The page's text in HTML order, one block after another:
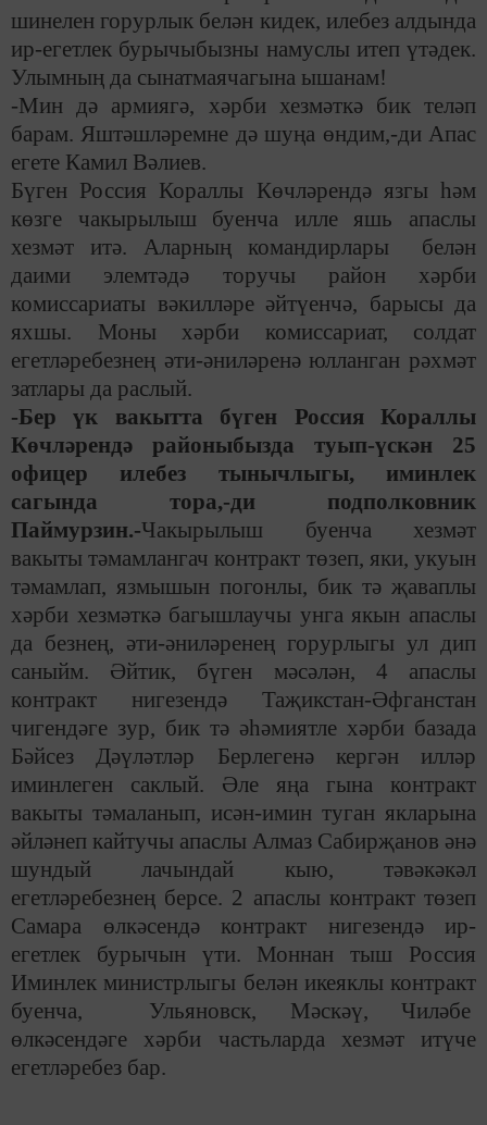
шинелен горурлык белән кидек, илебез алдында
ир-егетлек бурычыбызны намуслы итеп үтәдек.
Улымның да сынатмаячагына ышанам!
-Мин дә армиягә, хәрби хезмәткә бик теләп
барам. Яштәшләремне дә шуңа өндим,-ди Апас
егете Камил Вәлиев.
Бүген Россия Кораллы Көчләрендә язгы һәм
көзге чакырылыш буенча илле яшь апаслы
хезмәт итә. Аларның командирлары белән
даими элемтәдә торучы район хәрби
комиссариаты вәкилләре әйтүенчә, барысы да
яхшы. Моны хәрби комиссариат, солдат
егетләребезнең әти-әниләренә юлланган рәхмәт
затлары да раслый.
-Бер үк вакытта бүген Россия Кораллы
Көчләрендә районыбызда туып-үскән 25
офицер илебез тынычлыгы, иминлек
сагында тора,-ди подполковник
Паймурзин.-Чакырылыш буенча хезмәт
вакыты тәмамлангач контракт төзеп, яки, укуын
тәмамлап, язмышын погонлы, бик тә җаваплы
хәрби хезмәткә багышлаучы унга якын апаслы
да безнең, әти-әниләренең горурлыгы ул дип
саныйм. Әйтик, бүген мәсәлән, 4 апаслы
контракт нигезендә Таҗикстан-Әфганстан
чигендәге зур, бик тә әһәмиятле хәрби базада
Бәйсез Дәүләтләр Берлегенә кергән илләр
иминлеген саклый. Әле яңа гына контракт
вакыты тәмаланып, исән-имин туган якларына
әйләнеп кайтучы апаслы Алмаз Сабирҗанов әнә
шундый лачындай кыю, тәвәкәкәл
егетләребезнең берсе. 2 апаслы контракт төзеп
Самара өлкәсендә контракт нигезендә ир-
егетлек бурычын үти. Моннан тыш Россия
Иминлек министрлыгы белән икеяклы контракт
буенча, Ульяновск, Мәскәү, Чиләбе
өлкәсендәге хәрби частьларда хезмәт итүче
егетләребез бар.